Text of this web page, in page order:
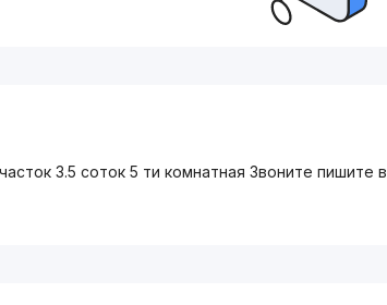
3.5 соток 5 ти комнатная Звоните пишите в